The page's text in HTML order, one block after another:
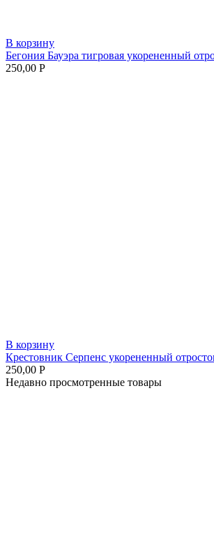
В корзину
Бегония Бауэра тигровая укорененный
250,00 Р
В корзину
Крестовник Серпенс укорененный
250,00 Р
Недавно просмотренные товары